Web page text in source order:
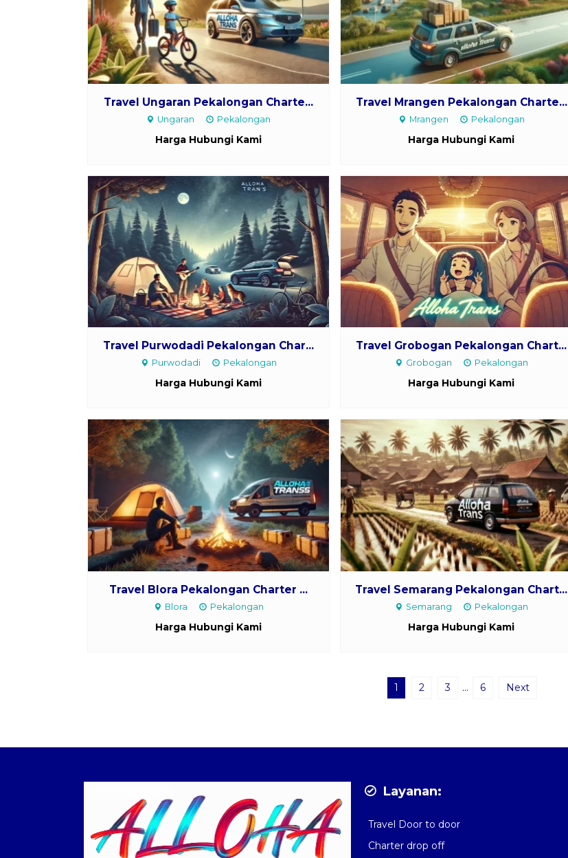
Travel Ungaran Pekalongan Charte...
Ungaran Pekalongan
Harga Hubungi Kami
Travel Mrangen Pekalongan Charte...
Mrangen Pekalongan
Harga Hubungi Kami
Travel Purwodadi Pekalongan Char...
Purwodadi Pekalongan
Harga Hubungi Kami
Travel Grobogan Pekalongan Chart...
Grobogan Pekalongan
Harga Hubungi Kami
Travel Blora Pekalongan Charter ...
Blora Pekalongan
Harga Hubungi Kami
Travel Semarang Pekalongan Chart...
Semarang Pekalongan
Harga Hubungi Kami
1 2 3 … 6 Next
Layanan:
Travel Door to door
Charter drop off